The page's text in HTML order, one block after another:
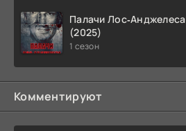
Палачи Лос‑Анджелеса
(2025)
1 сезон
Комментируют